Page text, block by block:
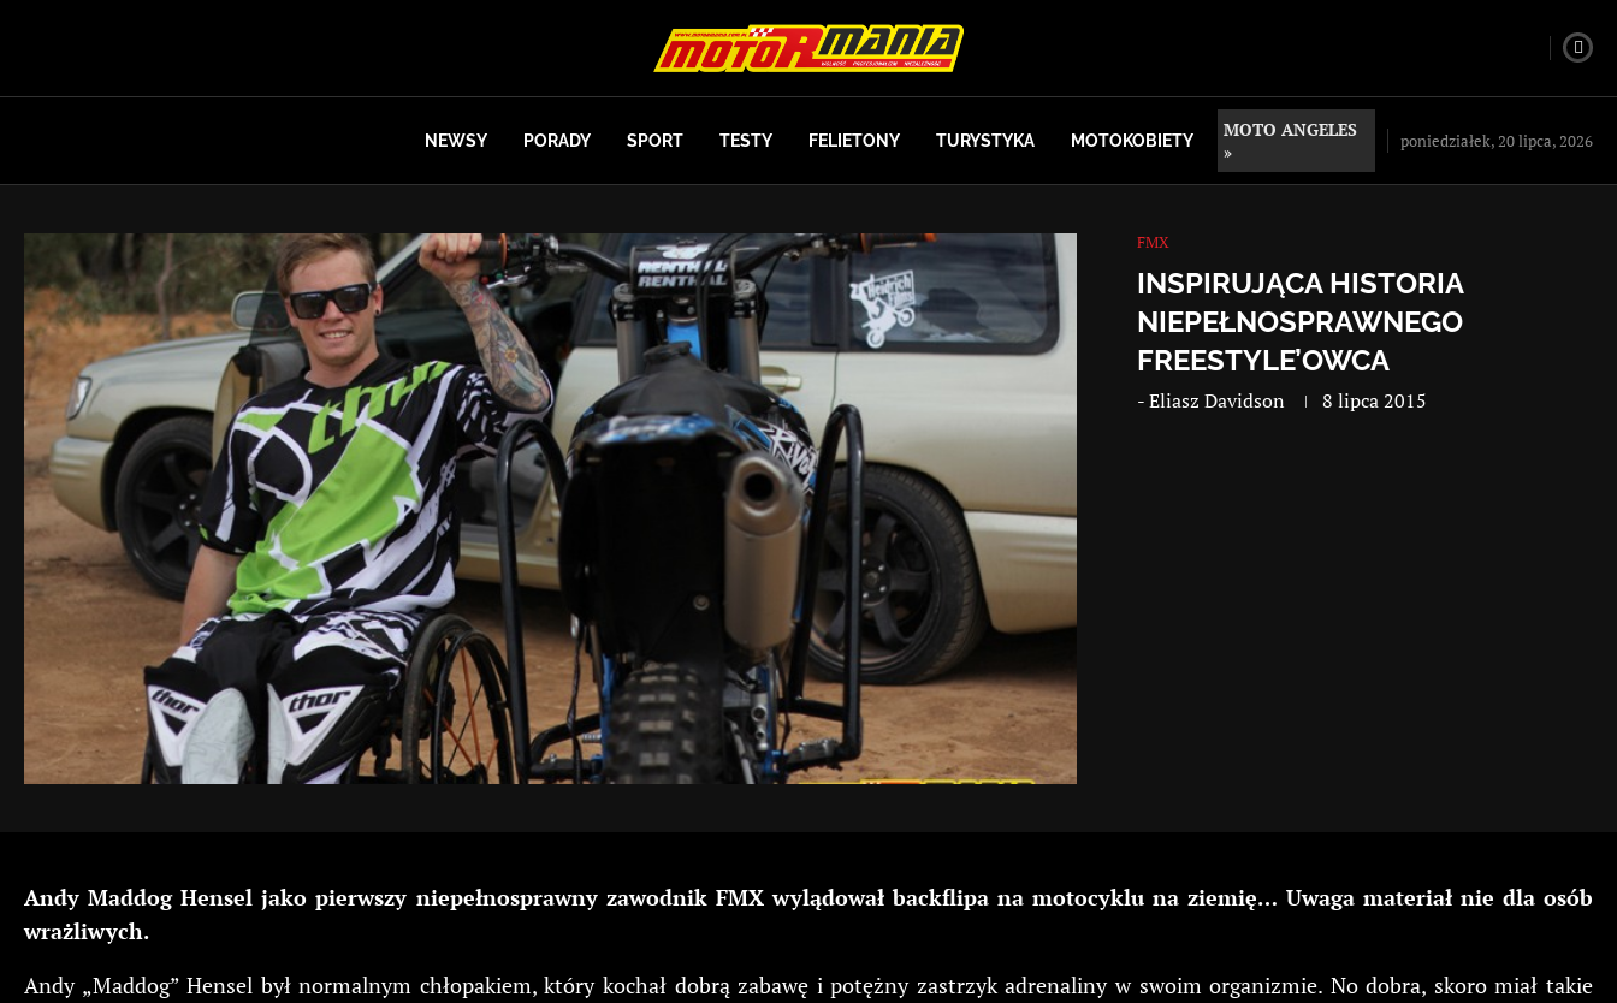
NEWSY PORADY SPORT TESTY FELIETONY TURYSTYKA MOTOKOBIETY
MOTO ANGELES
»
poniedziałek, 20 lipca, 2026
FMX
INSPIRUJĄCA HISTORIA
NIEPEŁNOSPRAWNEGO
FREESTYLE’OWCA
-Eliasz Davidson 8 lipca 2015
Andy Maddog Hensel jako pierwszy niepełnosprawny zawodnik FMX wylądował backflipa na motocyklu na ziemię… Uwaga materiał nie dla osób
wrażliwych.
Andy „Maddog” Hensel był normalnym chłopakiem, który kochał dobrą zabawę i potężny zastrzyk adrenaliny w swoim organizmie. No dobra, skoro miał takie